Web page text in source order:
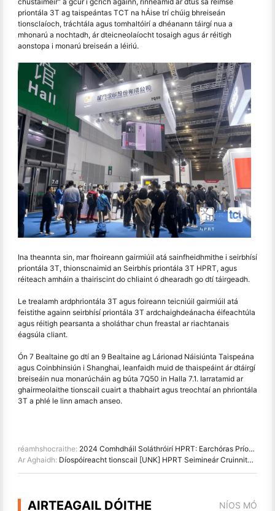
priontála 3T ag taispeántas TCT na hÁise trí chúig bhreiseán
tionsclaíoch, tráchtála agus tomhaltóirí a dhéanann táirgí nua a
mhonarú a nochtadh, ár dteicneolaíocht tosaigh agus ár réitigh
aonstopa i monarú breiseán a léiriú.
Ina theannta sin, mar fhoireann gairmiúil atá sainfheidhmithe i seirbhísí
priontála 3T, thionscnaimid an Seirbhís priontála 3T HPRT, agus
réiteach amháin a thairiscint do chliaint ó dhearadh go dtí táirgeadh.
Le trealamh ardphriontála 3T agus foireann teicniúil gairmiúil atá
feistithe againn seirbhísí priontála 3T ardchaighdeánacha éifeachtúla
agus réitigh pearsanta a sholáthar chun freastal ar riachtanais
éagsúla cliant.
Ón 7 Bealtaine go dtí an 9 Bealtaine ag Lárionad Náisiúnta Taispeána
agus Coinbhinsiún i Shanghai, leanfaidh muid de thaispeáint ár dtáirgí
breiseáin nua monarúcháin ag búta 7Q50 in Halla 7.1. Iarratamid ar
ghairmeolaithe tionscail cuairt a thabhairt agus treochtaí an phriontála
3T a phlé le linn amach anseo.
réamhshocraithe: 2024 Comhdháil Soláthróirí HPRT: Earchóras Príomhchláir Phriontála Domhanda a Fhorbairt
Ar Aghaidh: Díospóireacht tionscail [UNK] HPRT Seimineár Cruinnithe Grúpa Priontála Lipéad Óstríomhaire go rathúil
AIRTEAGAIL DÓITHE NÍOS MÓ